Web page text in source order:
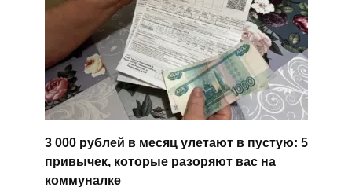
3 000 рублей в месяц улетают в пустую: 5
привычек, которые разоряют вас на
коммуналке